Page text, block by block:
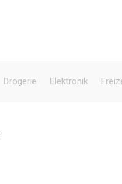
Drogerie Elektronik